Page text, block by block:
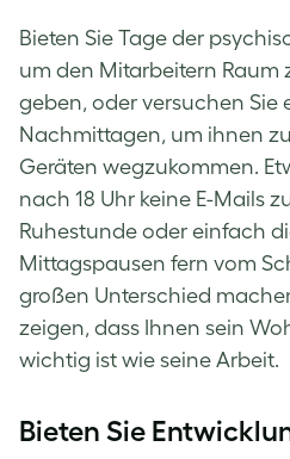
Bieten Sie Tage der
um den Mitarbeitern Raum
geben, oder versuchen Sie
Nachmittagen, um ihnen
Geräten wegzukommen.
nach 18 Uhr keine E-Mails
Ruhestunde oder einfach
Mittagspausen fern vom
großen Unterschied
zeigen, dass Ihnen sein
wichtig ist wie seine Arbeit.
Bieten Sie